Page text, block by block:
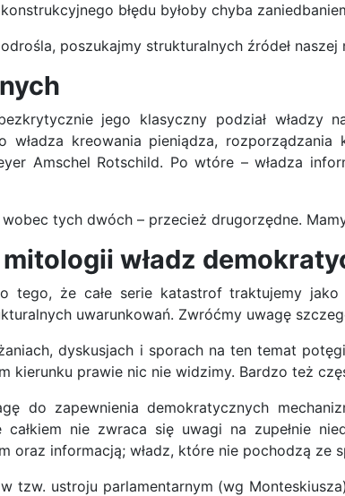
błędu byłoby chyba
poszukajmy strukturalnych źródeł naszej
jego klasyczny podział władzy
kreowania pieniądza,
Amschel Rotschild. Po wtóre – władza
tych dwóch – przecież drugorzędne.
władz
tego, że całe serie katastrof traktujemy
uwarunkowań. Zwróćmy uwagę
dyskusjach i sporach na ten temat
kierunku prawie nic nie widzimy. Bardzo też
do zapewnienia demokratycznych
nie zwraca się uwagi na zupełnie
informacją; władz, które nie pochodzą ze
tzw. ustroju parlamentarnym (wg